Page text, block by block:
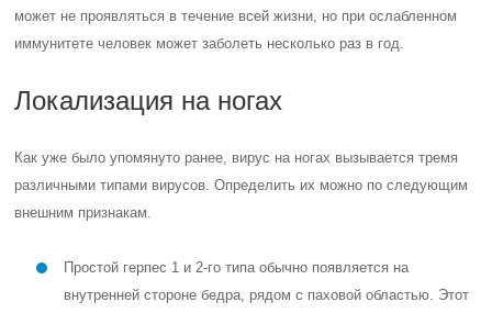
может не проявляться в течение всей жизни, но при ослабленном
иммунитете человек может заболеть несколько раз в год.
Локализация на ногах
Как уже было упомянуто ранее, вирус на ногах вызывается тремя
различными типами вирусов. Определить их можно по следующим
внешним признакам.
Простой герпес 1 и 2-го типа обычно появляется на
внутренней стороне бедра, рядом с паховой областью. Этот